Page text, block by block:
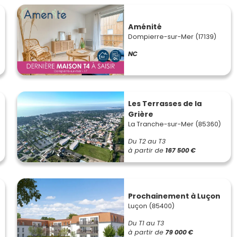
Aménité
Dompierre-sur-Mer (17139)
NC
Les Terrasses de la
Grière
La Tranche-sur-Mer (85360)
Du T2 au T3
à partir de 167 500 €
Prochainement à Luçon
Luçon (85400)
Du T1 au T3
à partir de 79 000 €